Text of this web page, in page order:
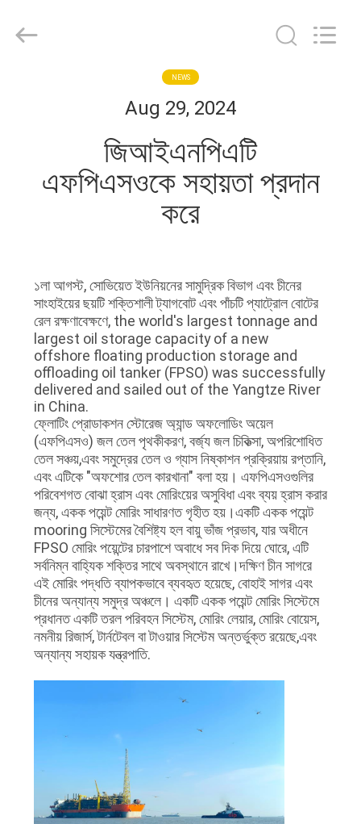
সম্পর্কে
কারখানা
ভ্রমণ
নিয়ন্ত্রণ
আমাদের
সাথে
যোগাযোগ
করুন
উদ্ধৃতির
জন্য
NEWS
Aug 29, 2024
জিআইএনপিএটি
এফপিএসওকে সহায়তা প্রদান
করে
১লা আগস্ট, সোভিয়েত ইউনিয়নের সামুদ্রিক বিভাগ এবং চীনের
সাংহাইয়ের ছয়টি শক্তিশালী ট্যাগবোট এবং পাঁচটি প্যাট্রোল বোটের
রেল রক্ষণাবেক্ষণে, the world's largest tonnage and
largest oil storage capacity of a new
offshore floating production storage and
offloading oil tanker (FPSO) was successfully
delivered and sailed out of the Yangtze River
in China.
ফ্লোটিং প্রোডাকশন স্টোরেজ অ্যান্ড অফলোডিং অয়েল
(এফপিএসও) জল তেল পৃথকীকরণ, বর্জ্য জল চিকিত্সা, অপরিশোধিত
তেল সঞ্চয়,এবং সমুদ্রের তেল ও গ্যাস নিষ্কাশন প্রক্রিয়ায় রপ্তানি,
এবং এটিকে "অফশোর তেল কারখানা" বলা হয়। এফপিএসওগুলির
পরিবেশগত বোঝা হ্রাস এবং মোরিংয়ের অসুবিধা এবং ব্যয় হ্রাস করার
জন্য, একক পয়েন্ট মোরিং সাধারণত গৃহীত হয়।একটি একক পয়েন্ট
mooring সিস্টেমের বৈশিষ্ট্য হল বায়ু ভাঁজ প্রভাব, যার অধীনে
FPSO মোরিং পয়েন্টের চারপাশে অবাধে সব দিক দিয়ে ঘোরে, এটি
সর্বনিম্ন বাহ্যিক শক্তির সাথে অবস্থানে রাখে।দক্ষিণ চীন সাগরে
এই মোরিং পদ্ধতি ব্যাপকভাবে ব্যবহৃত হয়েছে, বোহাই সাগর এবং
চীনের অন্যান্য সমুদ্র অঞ্চলে। একটি একক পয়েন্ট মোরিং সিস্টেমে
প্রধানত একটি তরল পরিবহন সিস্টেম, মোরিং লেয়ার, মোরিং বোয়েস,
নমনীয় রিজার্স, টার্নটেবল বা টাওয়ার সিস্টেম অন্তর্ভুক্ত রয়েছে,এবং
অন্যান্য সহায়ক যন্ত্রপাতি.